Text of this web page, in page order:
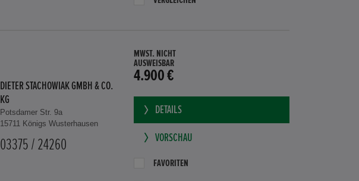
DIETER STACHOWIAK GMBH & CO.
KG
Potsdamer Str. 9a
15711 Königs Wusterhausen
03375 / 24260
MWST. NICHT
AUSWEISBAR
4.900 €
DETAILS
VORSCHAU
FAVORITEN